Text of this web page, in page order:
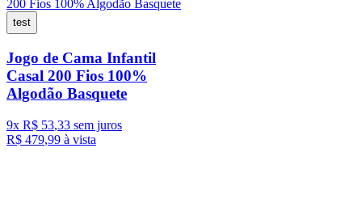
test
Jogo de Cama Infantil
Casal 200 Fios 100%
Algodão Basquete
9x R$ 53,33 sem juros
R$ 479,99 à vista